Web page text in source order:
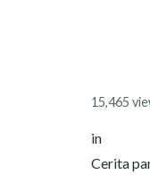
15,465
in
Cerita
CERITA NAKAL